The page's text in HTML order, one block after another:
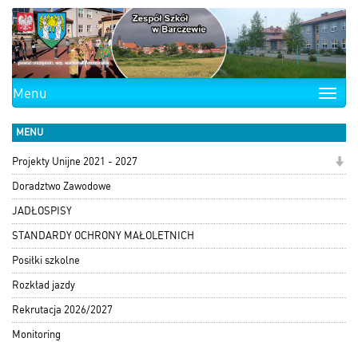
Toggle
Menu
MENU
Projekty Unijne 2021 - 2027
Doradztwo Zawodowe
JADŁOSPISY
STANDARDY OCHRONY MAŁOLETNICH
Posiłki szkolne
Rozkład jazdy
Rekrutacja 2026/2027
Monitoring